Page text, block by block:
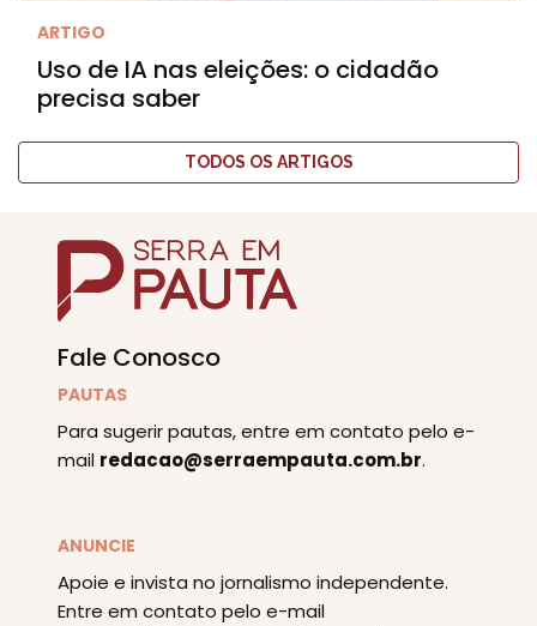
ARTIGO
Uso de IA nas eleições: o cidadão
precisa saber
TODOS OS ARTIGOS
Fale Conosco
PAUTAS
Para sugerir pautas, entre em contato pelo e-
mail redacao@serraempauta.com.br.
ANUNCIE
Apoie e invista no jornalismo independente.
Entre em contato pelo e-mail